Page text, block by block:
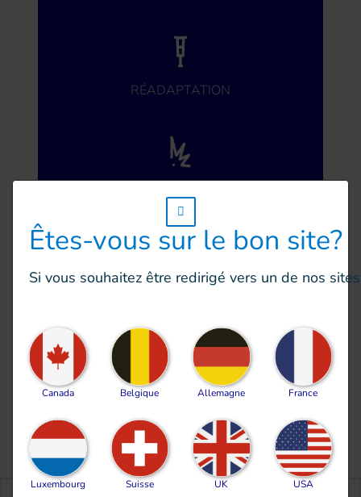
RÉADAPTATION
URGENCE
Êtes-vous sur le bon site?
Si vous souhaitez être redirigé vers un de nos
Canada Belgique Allemagne France
Luxembourg Suisse UK USA